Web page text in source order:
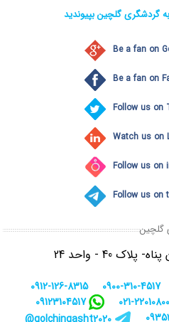
گردشگری گلچین بپیوندید
Be a fan on
Be a fan on
Follow us on
Watch us on
Follow us on
Follow us on
گلچین
40 - واحد 24
0900-310-4517
0912-126-8315
021-22010800
09123104517